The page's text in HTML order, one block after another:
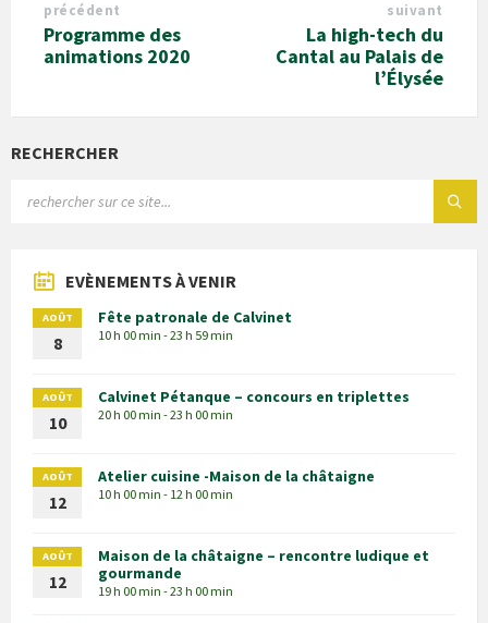
précédent
Programme des
animations 2020
suivant
La high-tech du
Cantal au Palais de
l’Élysée
RECHERCHER
EVÈNEMENTS À VENIR
AOÛT
8
Fête patronale de Calvinet
10 h 00 min - 23 h 59 min
AOÛT
10
Calvinet Pétanque – concours en triplettes
20 h 00 min - 23 h 00 min
AOÛT
12
Atelier cuisine -Maison de la châtaigne
10 h 00 min - 12 h 00 min
AOÛT
12
Maison de la châtaigne – rencontre ludique et
gourmande
19 h 00 min - 23 h 00 min